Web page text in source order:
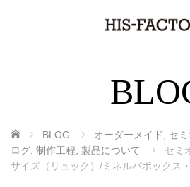
ホーム BLOG オーダーメイド セ
ログ 制作工程 製品について
セミ
サイズ（リュック）/ミネルバボックス